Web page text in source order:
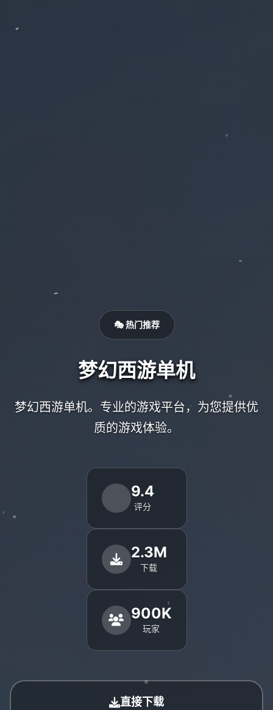
🎭 热门推荐
梦幻西游单机
梦幻西游单机。专业的游戏平台，为您提供优
质的游戏体验。
9.4
评分
2.3M
下载
900K
玩家
直接下载